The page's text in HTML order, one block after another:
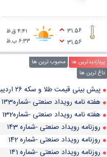
31.56
31.56
۴:۴۱ ق.ظ
۶:۳۳ ب.ظ
پربازدیدترین ها
محبوب ترین ها
داغ ترین ها
پیش‌ بینی قیمت طلا و سکه ۲۶ اردیبهشت ۱۴۰۳/ سکه امامی از رشد قیمت در بازار طلا جا ماند
هفته نامه رویداد صنعتی -شماره۱۳3
هفته نامه رویداد صنعتی -شماره132
روزنامه رویداد صنعتی -شماره ۱۴3
روزنامه رویداد صنعتی -شماره 142
روزنامه رویداد صنعتی -شماره ۱۴1